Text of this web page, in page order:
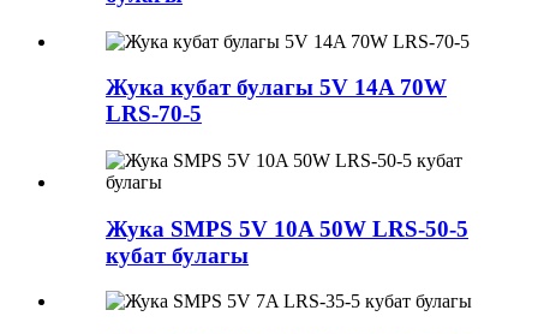
Жука кубат булагы 5V 14A 70W
LRS-70-5
Жука SMPS 5V 10A 50W LRS-50-5
кубат булагы